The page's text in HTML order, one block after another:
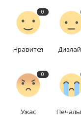
0
Нравится
0
Ужас